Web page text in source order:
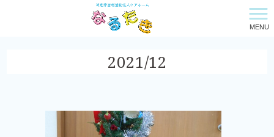
MENU
特定非営利活動法人ケアホーム・なるたき HOME
2021/12